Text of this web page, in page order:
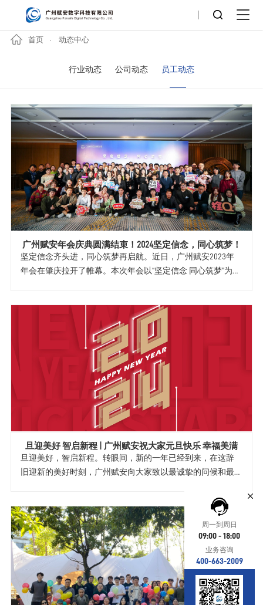
首页 动态中心
行业动态 公司动态 员工动态
广州赋安年会庆典圆满结束！2024坚定信念，同心筑梦！
坚定信念齐头进，同心筑梦再启航。近日，广州赋安2023年
年会在肇庆拉开了帷幕。本次年会以“坚定信念 同心筑梦"为主
画上圆满句号，同时共同开启了广州赋安2024年的发展新篇
旦迎美好 智启新程 | 广州赋安祝大家元旦快乐 幸福美满
旦迎美好，智启新程。转眼间，新的一年已经到来，在这辞
旧迎新的美好时刻，广州赋安向大家致以最诚挚的问候和最
周一到周日
09:00 - 18:00
业务咨询
400-663-2009